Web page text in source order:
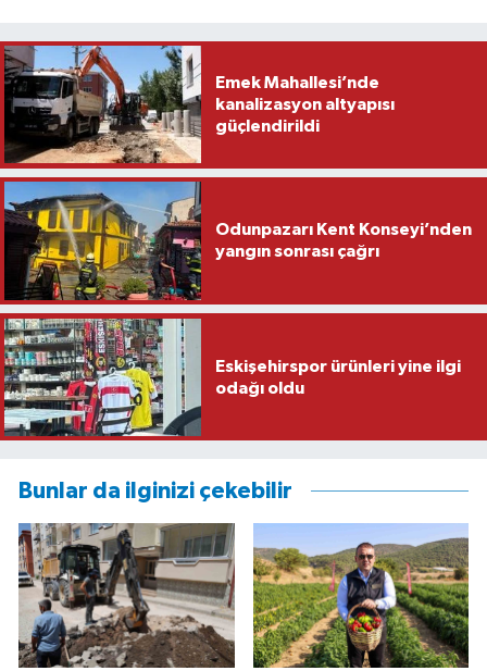
Emek Mahallesi’nde
kanalizasyon altyapısı
güçlendirildi
Odunpazarı Kent Konseyi’nden
yangın sonrası çağrı
Eskişehirspor ürünleri yine ilgi
odağı oldu
Bunlar da ilginizi çekebilir